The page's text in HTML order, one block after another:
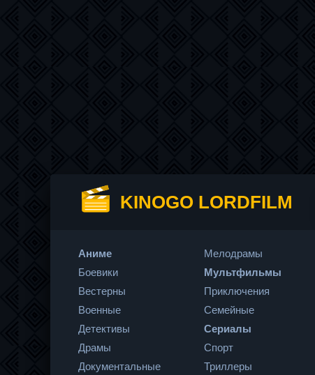
KINOGO LORDFILM
Аниме
Боевики
Вестерны
Военные
Детективы
Драмы
Документальные
Мелодрамы
Мультфильмы
Приключения
Семейные
Сериалы
Спорт
Триллеры